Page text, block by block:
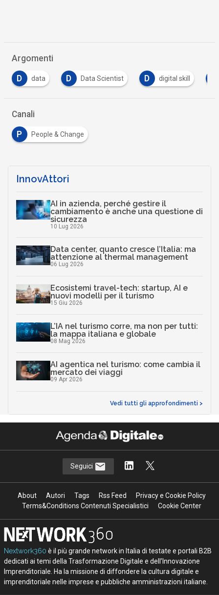
Argomenti
D Data Scientist D digital skill S skill
Canali
P People & Change
InnovAttori
AI in azienda, perché gestire il
cambiamento è anche una questione di
sicurezza
10 Lug 2026
Data center, quanto cresce l’Italia: ma
attenzione al thermal management
06 Lug 2026
Ecosistemi travel-tech: startup, AI e
nuovi modelli per il turismo
15 Giu 2026
L’IA nel turismo corre, ma non per tutti:
la mappa italiana e globale
08 Mag 2026
AI agentica nel turismo: come cambia il
mercato dei viaggi
09 Apr 2026
Vedi tutti gli approfondimenti >
Seguici
About Autori Tags Rss Feed
Privacy e Cookie Policy
Terms&Conditions Contenuti Specialistici
Cookie Center
Nextwork360 è il più grande network in Italia di testate e portali B2B
dedicati ai temi della Trasformazione Digitale e dell’Innovazione
Imprenditoriale. Ha la missione di diffondere la cultura digitale e
imprenditoriale nelle imprese e pubbliche amministrazioni italiane.